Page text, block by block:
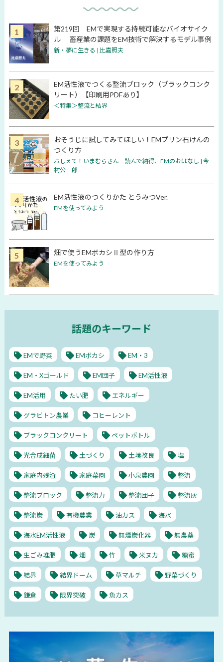
第219回 EMで実現する持続可能なバイオサイク
ル 畜産業の課題をEM技術で解決するモデル事例
新・夢に生きる | 比嘉照夫
EM活性液でつくる整流ブロック（ブラックコンク
リート）【印刷用PDFあり】
＜特集＞整流と結界
おそうじに試してみてほしい！EMプリン石けんの
つくり方
おしえて！いまむらさん 読んで納得、EMのおはなし | 今
村公三郎
EM活性液のつくりかた とうみつVer.
EMを使ってみよう
畑で使うEMボカシⅡ型の作り方
EMを使ってみよう
話題のキーワード
EMで野菜 EMボカシ EM・3
EM・Xゴールド EM団子 EM活性液
EM活用 たい肥 エネルギー
グラビトン農業 コヒーレント
ブラックコンクリート ペットボトル
光合成細菌 土づくり 土壌改良 塩
家庭内残渣 家庭菜園 小泉農園 整流
整流ブロック 整流力 整流団子 整流灰
整流炭 有機農業 油カス 海水
海水EM活性液 炭 無煙炭化器 無農薬
生ごみ堆肥 畑 竹 米ヌカ 糖蜜
結界 結界ドーム 草マルチ 野菜づくり
鎌倉 限界突破 魚カス